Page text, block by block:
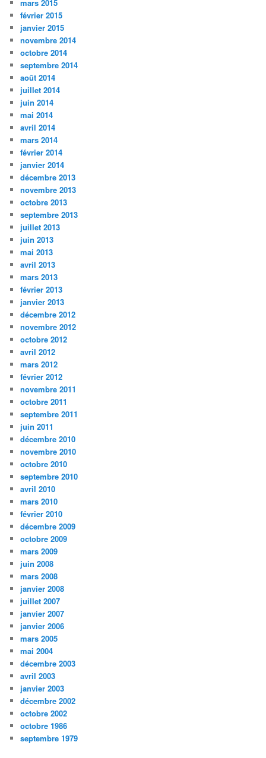
mars 2015
février 2015
janvier 2015
novembre 2014
octobre 2014
septembre 2014
août 2014
juillet 2014
juin 2014
mai 2014
avril 2014
mars 2014
février 2014
janvier 2014
décembre 2013
novembre 2013
octobre 2013
septembre 2013
juillet 2013
juin 2013
mai 2013
avril 2013
mars 2013
février 2013
janvier 2013
décembre 2012
novembre 2012
octobre 2012
avril 2012
mars 2012
février 2012
novembre 2011
octobre 2011
septembre 2011
juin 2011
décembre 2010
novembre 2010
octobre 2010
septembre 2010
avril 2010
mars 2010
février 2010
décembre 2009
octobre 2009
mars 2009
juin 2008
mars 2008
janvier 2008
juillet 2007
janvier 2007
janvier 2006
mars 2005
mai 2004
décembre 2003
avril 2003
janvier 2003
décembre 2002
octobre 2002
octobre 1986
septembre 1979